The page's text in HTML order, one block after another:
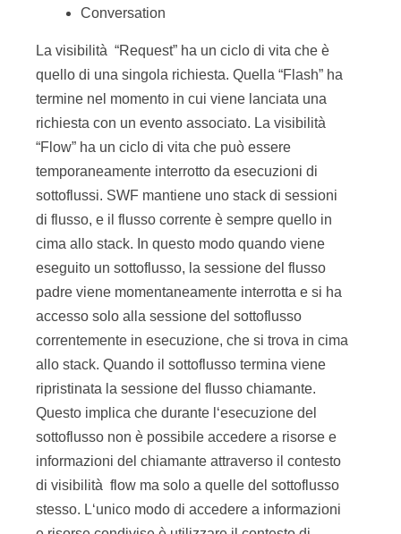
Conversation
La visibilità “Request” ha un ciclo di vita che è
quello di una singola richiesta. Quella “Flash” ha
termine nel momento in cui viene lanciata una
richiesta con un evento associato. La visibilità
“Flow” ha un ciclo di vita che può essere
temporaneamente interrotto da esecuzioni di
sottoflussi. SWF mantiene uno stack di sessioni
di flusso, e il flusso corrente è sempre quello in
cima allo stack. In questo modo quando viene
eseguito un sottoflusso, la sessione del flusso
padre viene momentaneamente interrotta e si ha
accesso solo alla sessione del sottoflusso
correntemente in esecuzione, che si trova in cima
allo stack. Quando il sottoflusso termina viene
ripristinata la sessione del flusso chiamante.
Questo implica che durante l‘esecuzione del
sottoflusso non è possibile accedere a risorse e
informazioni del chiamante attraverso il contesto
di visibilità flow ma solo a quelle del sottoflusso
stesso. L‘unico modo di accedere a informazioni